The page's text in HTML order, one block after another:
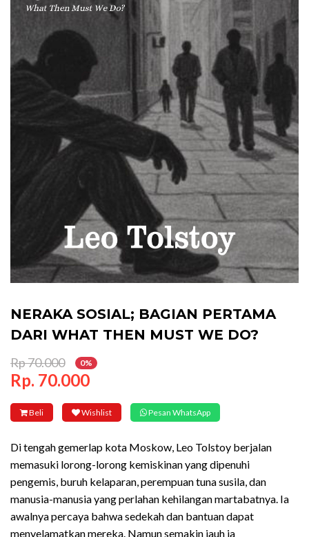
NERAKA SOSIAL; BAGIAN PERTAMA
DARI WHAT THEN MUST WE DO?
Rp 70.000 0%
Rp. 70.000
Beli Wishlist Pesan WhatsApp
Di tengah gemerlap kota Moskow, Leo Tolstoy berjalan
memasuki lorong-lorong kemiskinan yang dipenuhi
pengemis, buruh kelaparan, perempuan tuna susila, dan
manusia-manusia yang perlahan kehilangan martabatnya. Ia
awalnya percaya bahwa sedekah dan bantuan dapat
menyelamatkan mereka. Namun semakin jauh ia